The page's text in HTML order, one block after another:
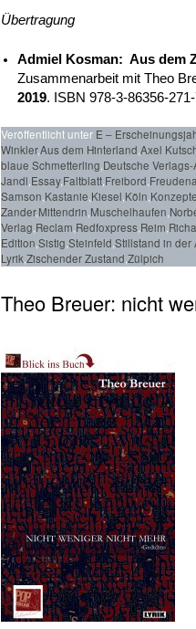
Übertragung
Admiel Kosman: Aus dem
Zusammenarbeit mit Theo
2019. ISBN 978-3-86356-
Veröffentlicht unter E –
Winkler,Aus dem Hinterland,Axel
blaue Schmetterling,Deutsche
Jandl,Essay,Faltblatt,Freibord,
Samson,Kastanie,Kiesel,Köln,Konzepte
Zander,Mittendrin,Muschelhaufen,
Verlag,Reclam,Redfoxpress,Reim,
Edition,Sistig,Steinfeld,Stillstand in der
Lyrik,Zischender Zustand,Zülpich
Theo Breuer: nicht